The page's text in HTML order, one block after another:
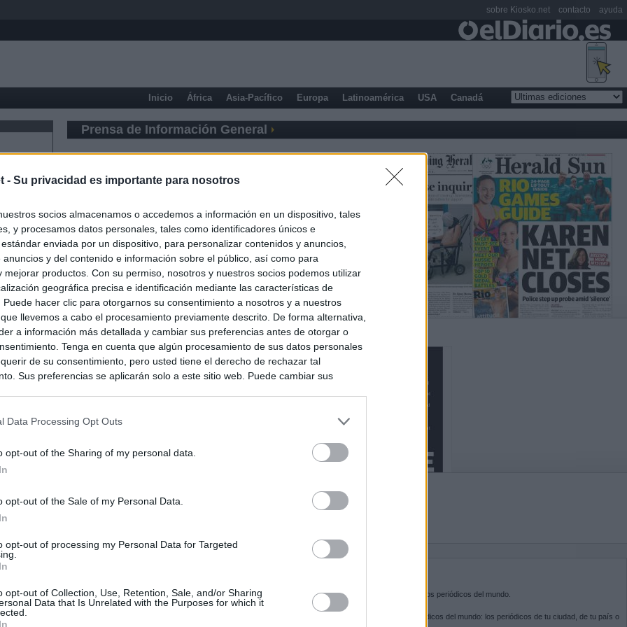
- Su privacidad es importante para nosotros
socios almacenamos o accedemos a información en un dispositivo, tales
y procesamos datos personales, tales como identificadores únicos e
enviada por un dispositivo, para personalizar contenidos y anuncios,
anuncios y del contenido e información sobre el público, así como para
mejorar productos. Con su permiso, nosotros y nuestros socios podemos utilizar
geográfica precisa e identificación mediante las características de
Puede hacer clic para otorgarnos su consentimiento a nosotros y a nuestros
llevemos a cabo el procesamiento previamente descrito. De forma alternativa,
a información más detallada y cambiar sus preferencias antes de otorgar o
Tenga en cuenta que algún procesamiento de sus datos personales
de su consentimiento, pero usted tiene el derecho de rechazar tal
Sus preferencias se aplicarán solo a este sitio web. Puede cambiar sus
Data Processing Opt Outs
opt-out of the Sharing of my personal data.
opt-out of the Sale of my Personal Data.
opt-out of processing my Personal Data for Targeted
opt-out of Collection, Use, Retention, Sale, and/or Sharing
Data that Is Unrelated with the Purposes for which it
Inicio África Asia-Pacífico Europa Latinoamérica USA Canadá
Prensa de Información General
Ayuso señaló por la compra del ático: "Lo que no se dice es
residencia oficial para la presidenta"
Kiosko.netes la puerta de entrada a los periódicos del mundo.
Navega por las portadas de los periódicos del mundo: los periódicos de tu ciudad, de tu país o
sobre Kiosko.net contacto ayuda